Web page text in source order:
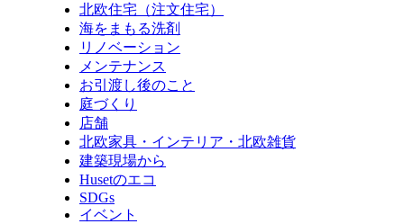
北欧住宅（注文住宅）
海をまもる洗剤
リノベーション
メンテナンス
お引渡し後のこと
庭づくり
店舗
北欧家具・インテリア・北欧雑貨
建築現場から
Husetのエコ
SDGs
イベント